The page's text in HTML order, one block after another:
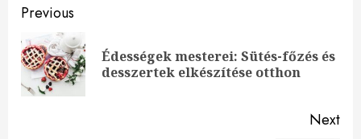
Continue
Reading
Previous
Édességek mesterei: Sütés-főzés és
desszertek elkészítése otthon
Next